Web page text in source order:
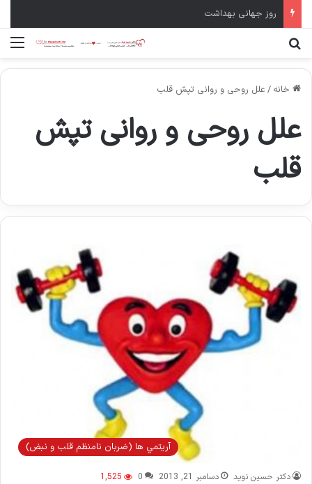
روز جهانی بهداشت
خانه /علل روحی و روانی تپش قلب
علل روحی و روانی تپش
قلب
آريتمي ها (ضربان نامنظم قلب و نبض)
دکتر حسین نوید دسامبر 21, 2013 0
1,525